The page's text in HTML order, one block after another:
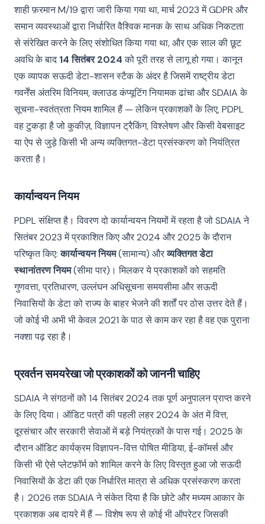
शाही फ़रमान M/19 द्वारा जारी किया गया था, मार्च 2023 में GDPR और
समान व्यवस्थाओं द्वारा निर्धारित वैश्विक मानक के साथ अधिक निकटता
से संरेखित करने के लिए संशोधित किया गया था, और एक साल की छूट
अवधि के बाद14 सितंबर 2024को पूरी तरह से लागू हो गया। कानून
एक व्यापक सऊदी डेटा-शासन स्टैक के अंदर है जिसमें राष्ट्रीय डेटा
गवर्नेंस अंतरिम विनियम, क्लाउड कंप्यूटिंग नियामक ढांचा और SDAIA के
सूचना-स्वतंत्रता नियम शामिल हैं — लेकिन प्रकाशकों के लिए, PDPL
वह टुकड़ा है जो कुकीज़, विज्ञापन ट्रैकिंग, विश्लेषण और किसी वेबसाइट
या ऐप से जुड़े किसी भी अन्य व्यक्तिगत-डेटा प्रसंस्करण को नियंत्रित
करता है।
कार्यान्वयन नियम
PDPL संक्षिप्त है। विवरण दो कार्यान्वयन नियमों में रहता है जो SDAIA ने
सितंबर 2023 में प्रकाशित किए और 2024 और 2025 के दौरान
परिष्कृत किए:कार्यान्वयन नियम(सामान्य) औरव्यक्तिगत डेटा
स्थानांतरण नियम(सीमा पार)। मिलकर ये प्रकाशकों को सहमति
गुणवत्ता, प्रतिधारण, उल्लंघन अधिसूचना समयसीमा और सऊदी
निवासियों के डेटा को राज्य के बाहर भेजने की शर्तों पर ठोस उत्तर देते हैं।
जो कोई भी अभी भी केवल 2021 के पाठ से काम कर रहा है वह एक पुराना
नक्शा पढ़ रहा है।
प्रवर्तन समयरेखा जो प्रकाशकों को जाननी चाहिए
SDAIA ने संगठनों को 14 सितंबर 2024 तक पूर्ण अनुपालन प्राप्त करने
के लिए दिया। ऑडिट पत्रों की पहली लहर 2024 के अंत में वित्त,
दूरसंचार और सरकारी सेवाओं में बड़े नियंत्रकों के पास गई। 2025 के
दौरान ऑडिट कार्यक्रम विज्ञापन-वित्त पोषित मीडिया, ई-कॉमर्स और
किसी भी ऐसे प्लेटफ़ॉर्म को शामिल करने के लिए विस्तृत हुआ जो सऊदी
निवासियों के डेटा की एक निर्धारित मात्रा से अधिक प्रसंस्करण करता
है। 2026 तक SDAIA ने संकेत दिया है कि छोटे और मध्यम आकार के
प्रकाशक अब दायरे में हैं — विशेष रूप से कोई भी ऑपरेटर जिसकी